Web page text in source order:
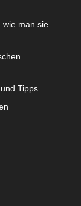
wie man sie
Tipps